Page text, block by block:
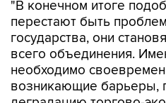
государства, они
всего объединения.
необходимо
возникающие барьеры,
деградацию торгово-
отношений внутри ЕАЭС,